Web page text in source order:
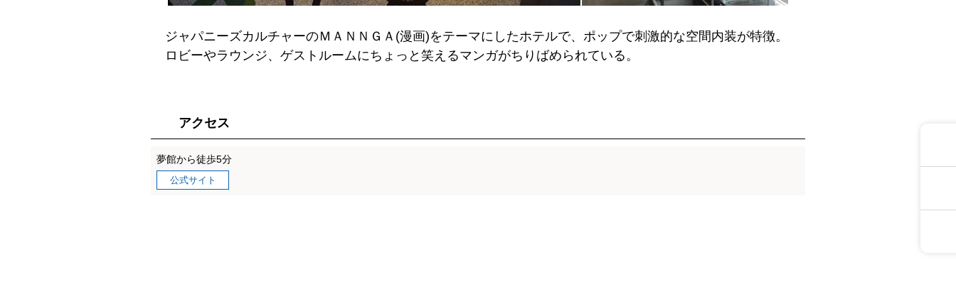
ジャパニーズカルチャーのＭＡＮＮＧＡ(漫画)をテーマにしたホテルで、ポップで刺激的な空間内装が特徴。
ロビーやラウンジ、ゲストルームにちょっと笑えるマンガがちりばめられている。
アクセス
夢館から徒歩5分
公式サイト